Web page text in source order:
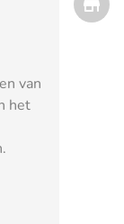
van
het